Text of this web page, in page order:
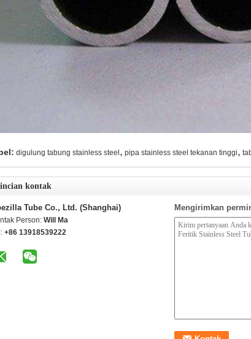
digulung tabung stainless steel , pipa stainless steel tekanan tinggi,
kontak
Tube Co., Ltd. (Shanghai)
Person: Will Ma
+86 13918539222
Mengirimkan